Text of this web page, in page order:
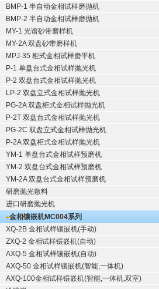
BMP-1 半自动金相试样磨抛机
BMP-2 半自动金相试样磨抛机
MY-1 光谱砂带磨样机
MY-2A 双盘砂带磨样机
MPJ-35 柜式金相试样磨平机
P-1 单盘台式金相试样抛光机
P-2 双盘台式金相试样抛光机
LP-2 双盘立式金相试样抛光机
PG-2A 双盘柜式金相试样抛光机
P-2T 双盘台式金相试样抛光机
PG-2C 双盘立式金相试样抛光机
P-2A 双盘柜式金相试样抛光机
YM-1 单盘台式金相试样预磨机
YM-2 双盘台式金相试样预磨机
YM-2A 双盘台式金相试样预磨机
研磨抛光敷料
进口研磨抛光机
金相镶嵌机MC004系列
XQ-2B 金相试样镶嵌机(手动)
ZXQ-2 金相试样镶嵌机(自动)
AXQ-5 金相试样镶嵌机(自动)
AXQ-50 金相试样镶嵌机(智能,一体机)
AXQ-100金相试样镶嵌机(智能,一体机,双室)